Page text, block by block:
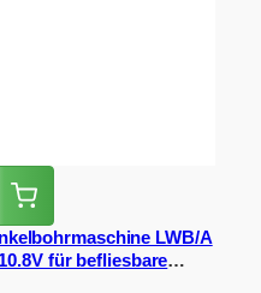
LWB/A
für befliesbare